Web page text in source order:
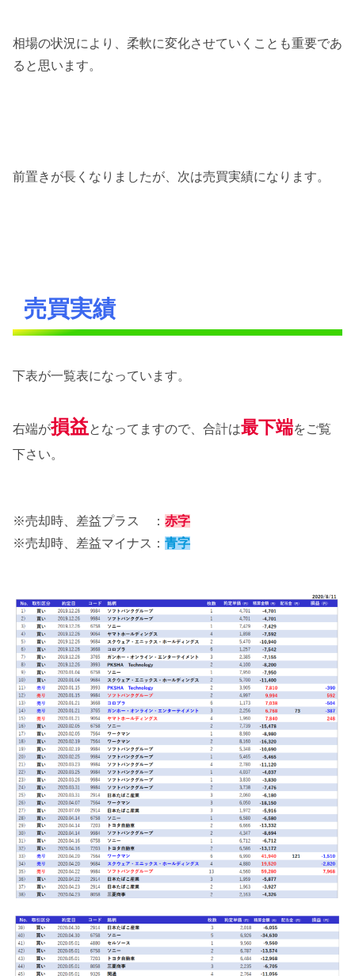
相場の状況により、柔軟に変化させていくことも重要であ
ると思います。
前置きが長くなりましたが、次は売買実績になります。
売買実績
下表が一覧表になっています。
右端が損益となってますので、合計は最下端をご覧
下さい。
※売却時、差益プラス ： 赤字
※売却時、差益マイナス： 青字